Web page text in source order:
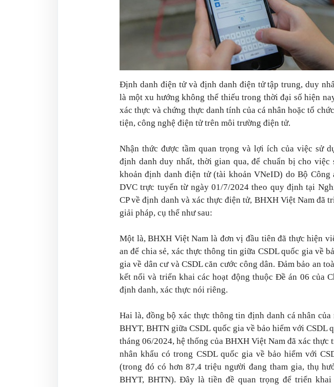
Định danh điện tử và định danh điện tử tập trung, duy
là một xu hướng không thể thiếu trong thời đại số hiện
xác thực và chứng thực danh tính của cá nhân hoặc tổ
tiện, công nghệ điện tử trên môi trường điện tử.
Nhận thức được tầm quan trọng và lợi ích của việc sử
định danh duy nhất, thời gian qua, để chuẩn bị cho việc
khoản định danh điện tử (tài khoản VNeID) do Bộ Công
DVC trực tuyến từ ngày 01/7/2024 theo quy định tại
CP về định danh và xác thực điện tử, BHXH Việt Nam đã
giải pháp, cụ thể như sau:
Một là, BHXH Việt Nam là đơn vị đầu tiên đã thực hiện
an để chia sẻ, xác thực thông tin giữa CSDL quốc gia về
gia về dân cư và CSDL căn cước công dân. Đảm bảo an
kết nối và triển khai các hoạt động thuộc Đề án 06 của
định danh, xác thực nói riêng.
Hai là, đồng bộ xác thực thông tin định danh cá nhân
BHYT, BHTN giữa CSDL quốc gia về bảo hiểm với CSDL
tháng 06/2024, hệ thống của BHXH Việt Nam đã xác thực
nhân khẩu có trong CSDL quốc gia về bảo hiểm với
(trong đó có hơn 87,4 triệu người đang tham gia, thụ
BHYT, BHTN). Đây là tiền đề quan trọng để triển